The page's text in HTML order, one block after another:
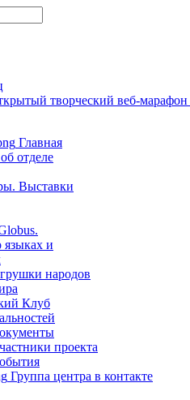
творческий веб-
Главная
отделе
Выставки
языках и
народов
Клуб
проекта
Группа центра в контакте